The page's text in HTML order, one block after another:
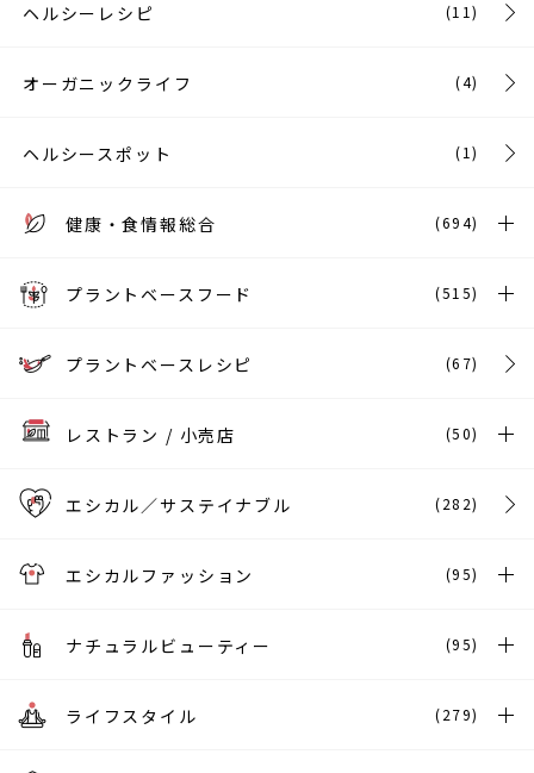
ヘルシーレシピ (11)
オーガニックライフ (4)
ヘルシースポット (1)
健康・食情報総合 (694)
プラントベースフード (515)
プラントベースレシピ (67)
レストラン / 小売店 (50)
エシカル／サステイナブル (282)
エシカルファッション (95)
ナチュラルビューティー (95)
ライフスタイル (279)